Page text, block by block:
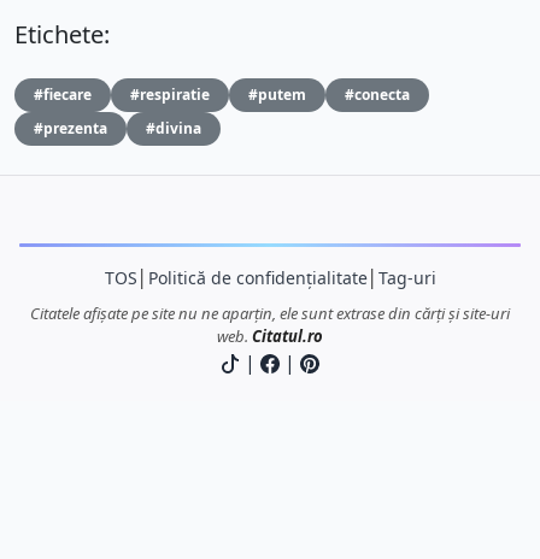
Etichete:
#fiecare #respiratie #putem
#conecta
#prezenta
#divina
TOS Politică de confidențialitate│ Tag-uri
Citatele afișate pe site nu ne aparțin, ele sunt extrase din cărți și site-uri
web. Citatul.ro
| |